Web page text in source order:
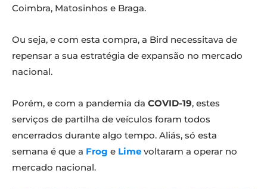
Coimbra, Matosinhos e Braga.
Ou seja, e com esta compra, a Bird necessitava de
repensar a sua estratégia de expansão no mercado
nacional.
Porém, e com a pandemia da COVID-19, estes
serviços de partilha de veículos foram todos
encerrados durante algo tempo. Aliás, só esta
semana é que a Frog e Lime voltaram a operar no
mercado nacional.